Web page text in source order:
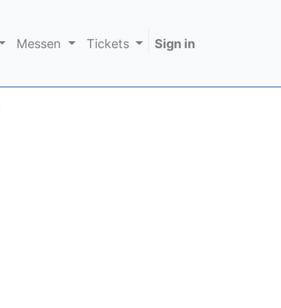
Messen Tickets Sign in